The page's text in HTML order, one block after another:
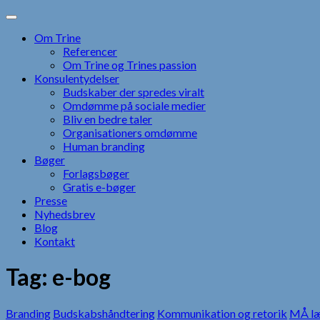
Skip
contentOm Trine
Referencer
Om Trine og Trines passion
Konsulentydelser
Budskaber der spredes viralt
Omdømme på sociale medier
Bliv en bedre taler
Organisationers omdømme
Human branding
Bøger
Forlagsbøger
Gratis e-bøger
Presse
Nyhedsbrev
Blog
Kontakt
Tag: e-bog
Branding Budskabshåndtering Kommunikation og retorik MÅ